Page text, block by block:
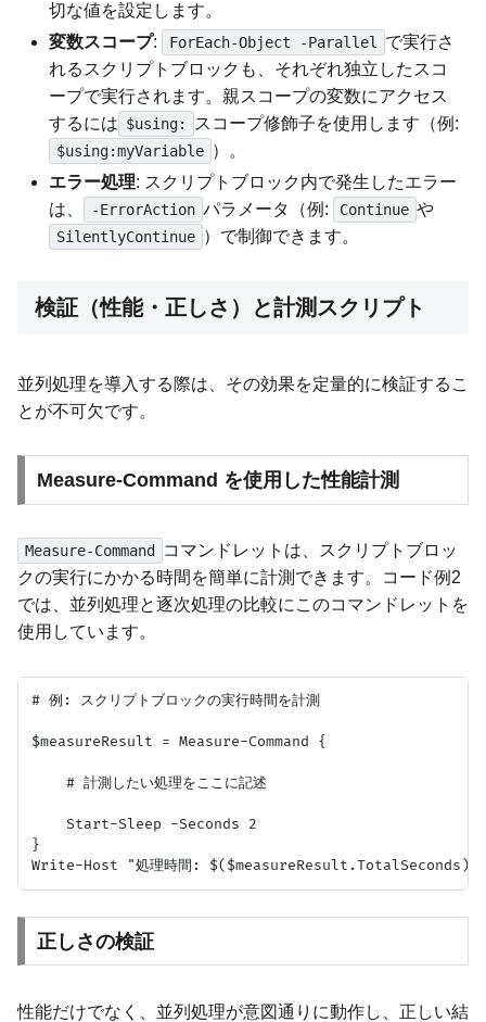
切な値を設定します。
変数スコープ: ForEach-Object -Parallel で実行さ
れるスクリプトブロックも、それぞれ独立したスコ
ープで実行されます。親スコープの変数にアクセス
するには $using: スコープ修飾子を使用します（例:
$using:myVariable ）。
エラー処理: スクリプトブロック内で発生したエラー
は、
-ErrorAction パラメータ（例: Continue や
SilentlyContinue ）で制御できます。
検証（性能・正しさ）と計測スクリプト
並列処理を導入する際は、その効果を定量的に検証するこ
とが不可欠です。
Measure-Command を使用した性能計測
Measure-Command
コマンドレットは、スクリプトブロッ
クの実行にかかる時間を簡単に計測できます。コード例2
では、並列処理と逐次処理の比較にこのコマンドレットを
使用しています。
# 例: スクリプトブロックの実行時間を計測
$measureResult = Measure-Command {
    # 計測したい処理をここに記述
    Start-Sleep -Seconds 2
}
正しさの検証
性能だけでなく、並列処理が意図通りに動作し、正しい結